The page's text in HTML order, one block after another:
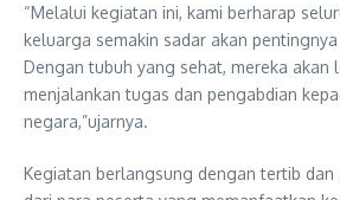
“Melalui kegiatan ini, kami berharap
keluarga semakin sadar akan
Dengan tubuh yang sehat, mereka akan
menjalankan tugas dan pengabdian
negara,”ujarnya.
Kegiatan berlangsung dengan tertib dan